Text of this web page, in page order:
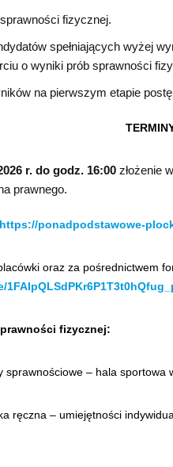
fizycznej.
spełniających wyżej
o wyniki prób sprawności
na pierwszym etapie
r. do godz. 16:00 złożenie
prawnego.
https://ponadpodstawowe-
oraz za pośrednictwem
fizycznej:
sprawnościowe – hala sportowa
ręczna – umiejętności